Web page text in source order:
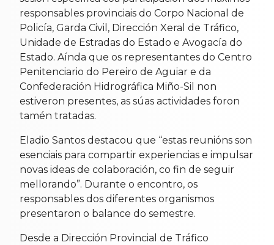
responsables provinciais do Corpo Nacional de
Policía, Garda Civil, Dirección Xeral de Tráfico,
Unidade de Estradas do Estado e Avogacía do
Estado. Aínda que os representantes do Centro
Penitenciario do Pereiro de Aguiar e da
Confederación Hidrográfica Miño-Sil non
estiveron presentes, as súas actividades foron
tamén tratadas.
Eladio Santos destacou que “estas reunións son
esenciais para compartir experiencias e impulsar
novas ideas de colaboración, co fin de seguir
mellorando”. Durante o encontro, os
responsables dos diferentes organismos
presentaron o balance do semestre.
Desde a Dirección Provincial de Tráfico